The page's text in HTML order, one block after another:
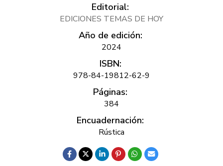
Editorial:
EDICIONES TEMAS DE HOY
Año de edición:
2024
ISBN:
978-84-19812-62-9
Páginas:
384
Encuadernación:
Rústica